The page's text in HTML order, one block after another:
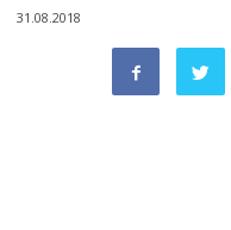
31.08.2018